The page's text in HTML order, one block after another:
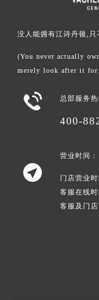
没人能拥有江诗丹顿,只
(You never actually
merely look after it for
 总部服务热
400-

营业时间：
门店营业
客服在线
客服及门